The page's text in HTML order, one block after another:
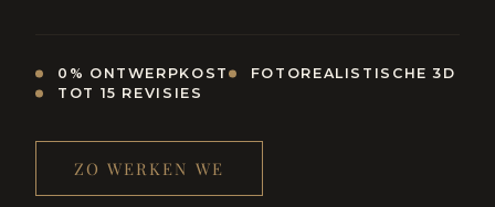
0% ONTWERPKOST
FOTOREALISTISCHE 3D
TOT 15 REVISIES
ZO WERKEN WE